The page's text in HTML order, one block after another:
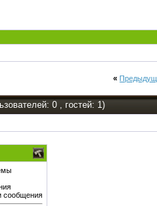
«
0 , гостей: 1)
сообщения